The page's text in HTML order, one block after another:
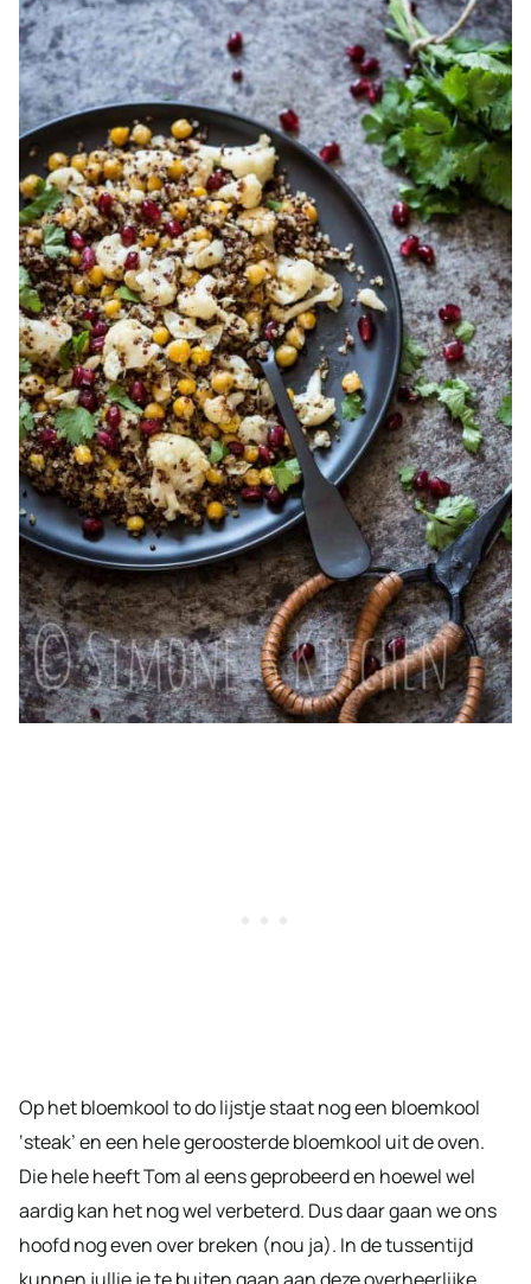
Op het bloemkool to do lijstje staat nog een bloemkool
‘steak’ en een hele geroosterde bloemkool uit de oven.
Die hele heeft Tom al eens geprobeerd en hoewel wel
aardig kan het nog wel verbeterd. Dus daar gaan we ons
hoofd nog even over breken (nou ja). In de tussentijd